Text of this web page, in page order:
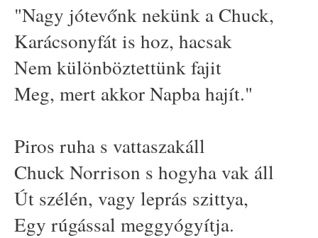
"Nagy jótevőnk nekünk a Chuck,
Karácsonyfát is hoz, hacsak
Nem különböztettünk fajit
Meg, mert akkor Napba hajít."
Piros ruha s vattaszakáll
Chuck Norrison s hogyha vak áll
Út szélén, vagy leprás szittya,
Egy rúgással meggyógyítja.